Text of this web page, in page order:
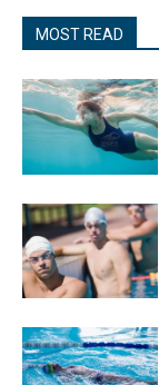
MOST READ